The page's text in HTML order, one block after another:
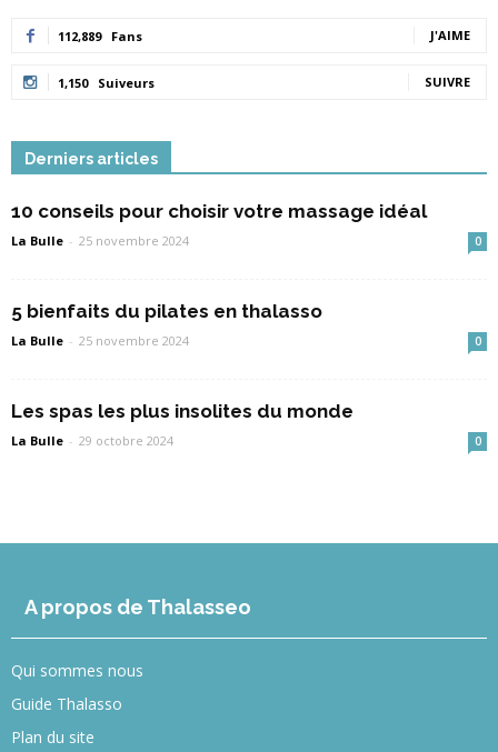
112,889 Fans J'AIME
1,150 Suiveurs SUIVRE
Derniers articles
10 conseils pour choisir votre massage idéal
La Bulle - 25 novembre 2024 0
5 bienfaits du pilates en thalasso
La Bulle - 25 novembre 2024 0
Les spas les plus insolites du monde
La Bulle - 29 octobre 2024 0
A propos de Thalasseo
Qui sommes nous
Guide Thalasso
Plan du site